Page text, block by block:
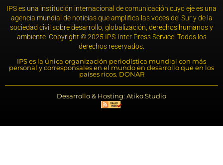
IPS es una institución internacional de comunicación cuyo eje es una
agencia mundial de noticias que amplifica las voces del Sur y de la
sociedad civil sobre desarrollo, globalización, derechos humanos y
ambiente. Copyright © 2025 IPS-Inter Press Service. Todos los
derechos reservados.
IPS es la única organización periodística mundial con más
personal y corresponsales en el mundo en desarrollo que en los
países ricos. DONAR
Desarrollo & Hosting: Atiko.Studio